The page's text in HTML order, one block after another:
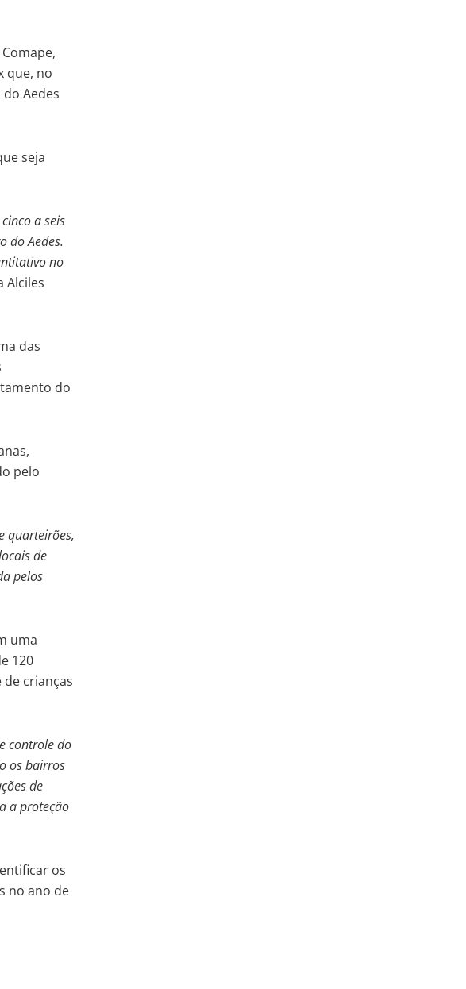
que, no
Aedes
seja
a seis
do Aedes.
no
Alciles
das
do
pelo
quarteirões,
de
pelos
uma
120
crianças
controle do
os bairros
de
a proteção
os
no ano de